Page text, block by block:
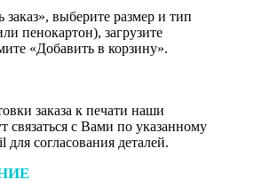
выберите размер и тип
пенокартон), загрузите
«Добавить в корзину».
заказа к печати наши
связаться с Вами по указанному
для согласования деталей.